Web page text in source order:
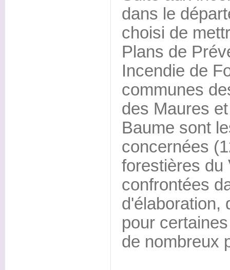
dans le
choisi de
Plans de
Incendie de
communes
des Maures
Baume sont
concernées
forestières du
confrontées
d'élaboration,
pour
de nombreux